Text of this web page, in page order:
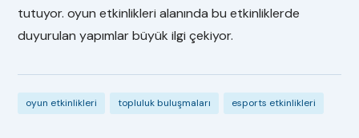
tutuyor. oyun etkinlikleri alanında bu etkinliklerde
duyurulan yapımlar büyük ilgi çekiyor.
oyun etkinlikleri topluluk buluşmaları esports etkinlikleri